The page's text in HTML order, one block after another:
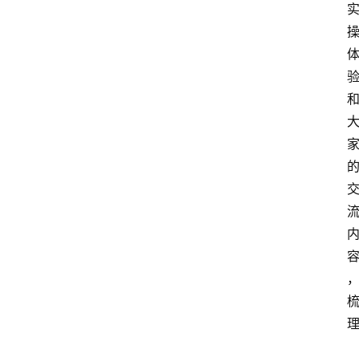
实
操
体
验
和
大
家
的
交
流
内
容
，
梳
理